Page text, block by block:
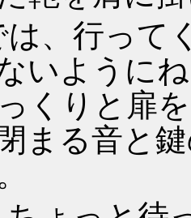
は、行っ
いように
くりと扉
まる音と